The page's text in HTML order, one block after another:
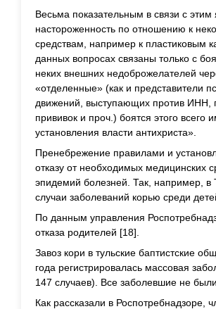
Весьма показательным в связи с этим
настороженность по отношению к
средствам, например к пластиковым
данных вопросах связаны только с
неких внешних недоброжелателей
«отделенные» (как и представители
движений, выступающих против ИНН,
прививок и проч.) боятся этого
установления власти антихриста».
Пренебрежение правилами и
отказу от необходимых медицинских
эпидемий болезней. Так, например, в
случаи заболеваний корью среди
По данным управления
отказа родителей [18].
Завоз кори в тульские баптистские
года регистрировалась массовая
147 случаев). Все заболевшие не
Как рассказали в Роспотребнадзоре,